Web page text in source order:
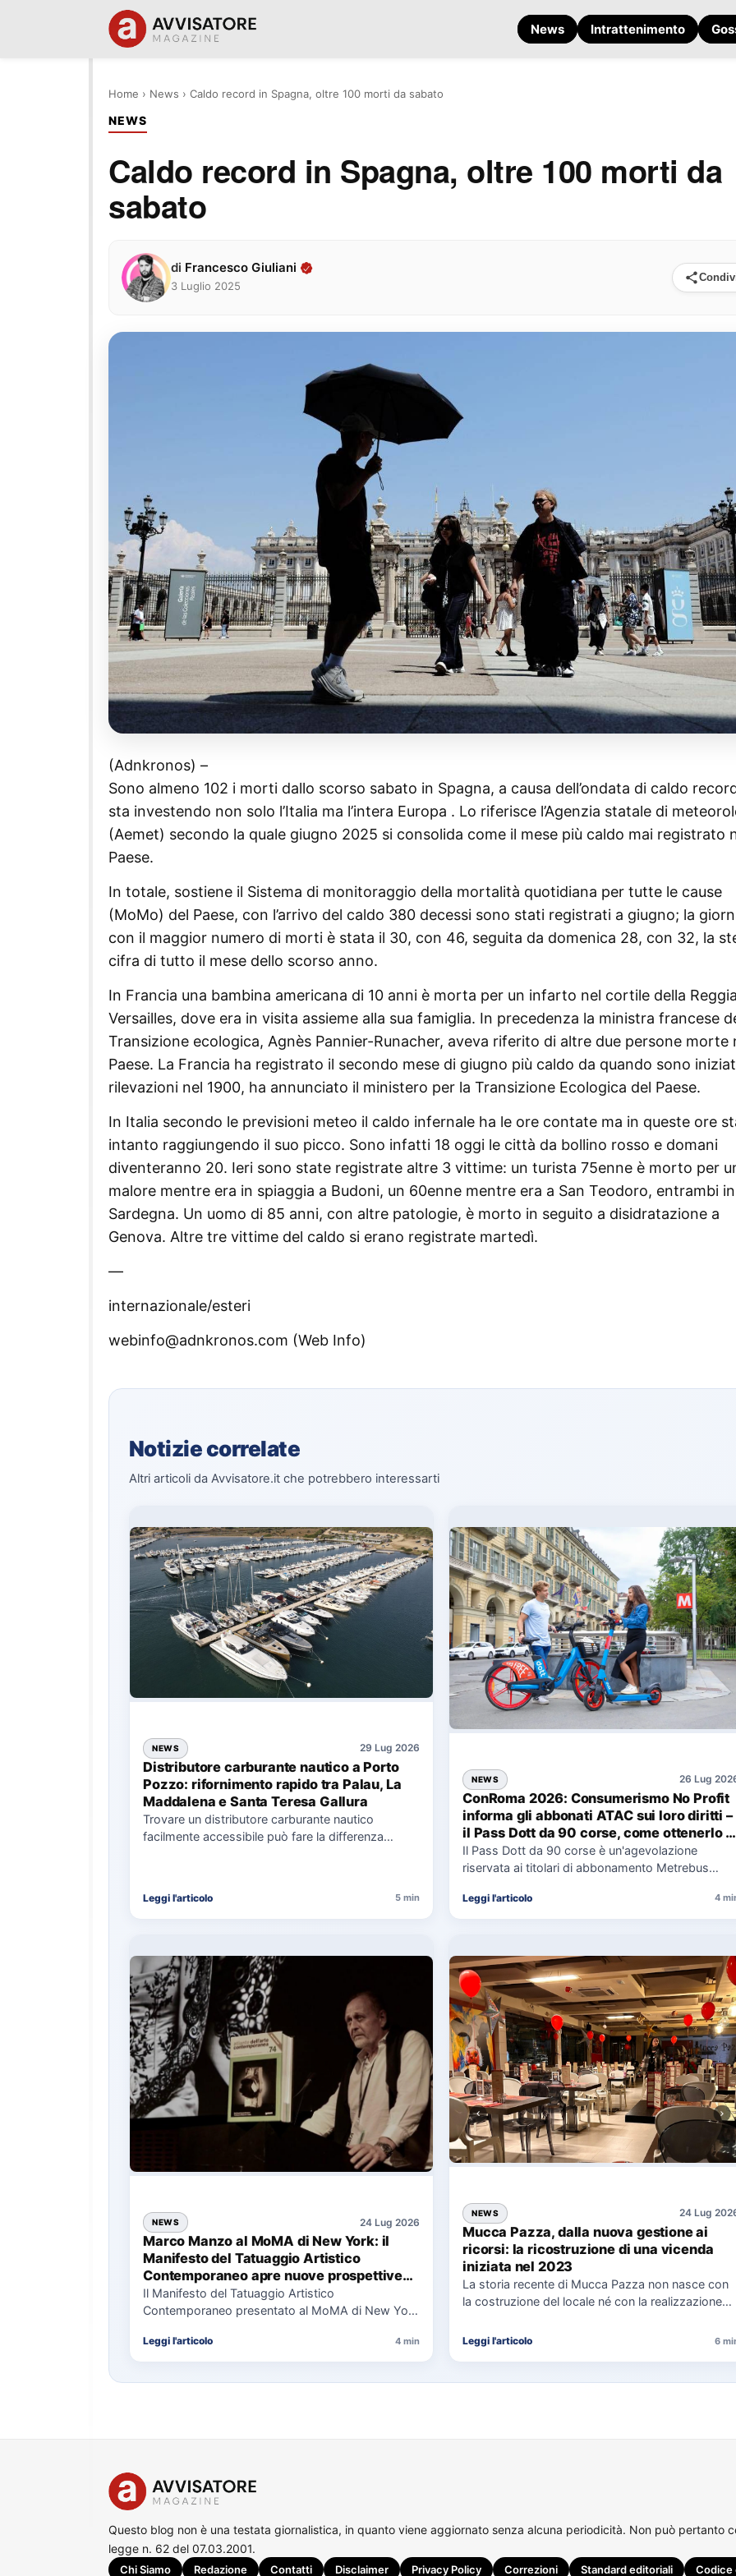
News Intrattenimento
Home › News › Caldo record in Spagna, oltre 100 morti da sabato
NEWS
Caldo record in Spagna, oltre 100 morti da
sabato
di Francesco Giuliani
3 Luglio 2025
(Adnkronos) –
Sono almeno 102 i morti dallo scorso sabato in Spagna, a causa dell’ondata di caldo
sta investendo non solo l’Italia ma l’intera Europa . Lo riferisce l’Agenzia statale di
(Aemet) secondo la quale giugno 2025 si consolida come il mese più caldo mai registrato
Paese.
In totale, sostiene il Sistema di monitoraggio della mortalità quotidiana per tutte le cause
(MoMo) del Paese, con l’arrivo del caldo 380 decessi sono stati registrati a giugno; la
con il maggior numero di morti è stata il 30, con 46, seguita da domenica 28, con 32, la
cifra di tutto il mese dello scorso anno.
In Francia una bambina americana di 10 anni è morta per un infarto nel cortile della
Versailles, dove era in visita assieme alla sua famiglia. In precedenza la ministra francese
Transizione ecologica, Agnès Pannier-Runacher, aveva riferito di altre due persone morte
Paese. La Francia ha registrato il secondo mese di giugno più caldo da quando sono
rilevazioni nel 1900, ha annunciato il ministero per la Transizione Ecologica del Paese.
In Italia secondo le previsioni meteo il caldo infernale ha le ore contate ma in queste ore
intanto raggiungendo il suo picco. Sono infatti 18 oggi le città da bollino rosso e domani
diventeranno 20. Ieri sono state registrate altre 3 vittime: un turista 75enne è morto per
malore mentre era in spiaggia a Budoni, un 60enne mentre era a San Teodoro, entrambi in
Sardegna. Un uomo di 85 anni, con altre patologie, è morto in seguito a disidratazione a
Genova. Altre tre vittime del caldo si erano registrate martedì.
—
internazionale/esteri
webinfo@adnkronos.com (Web Info)
Notizie correlate
Altri articoli da Avvisatore.it che potrebbero interessarti
NEWS 29 Lug 2026
Distributore carburante nautico a Porto
Pozzo: rifornimento rapido tra Palau, La
Maddalena e Santa Teresa Gallura
Trovare un distributore carburante nautico
facilmente accessibile può fare la differenza
Leggi l'articolo 5 min
NEWS 26 Lug
ConRoma 2026: Consumerismo No Profit
informa gli abbonati ATAC sui loro diritti –
il Pass Dott da 90 corse, come ottenerlo e
cosa spetta in caso di disservizi
Il Pass Dott da 90 corse è un'agevolazione
riservata ai titolari di abbonamento Metrebus
Leggi l'articolo 4
NEWS 24 Lug 2026
Marco Manzo al MoMA di New York: il
Manifesto del Tatuaggio Artistico
Contemporaneo apre nuove prospettive
per il collezionismo
Il Manifesto del Tatuaggio Artistico
Contemporaneo presentato al MoMA di New York
Leggi l'articolo 4 min
NEWS 24 Lug
Mucca Pazza, dalla nuova gestione ai
ricorsi: la ricostruzione di una vicenda
iniziata nel 2023
La storia recente di Mucca Pazza non nasce con
la costruzione del locale né con la realizzazione
Leggi l'articolo 6
Questo blog non è una testata giornalistica, in quanto viene aggiornato senza alcuna periodicità. Non può pertanto
legge n. 62 del 07.03.2001.
Chi Siamo Redazione Contatti Disclaimer Privacy Policy Correzioni Standard editoriali Codice